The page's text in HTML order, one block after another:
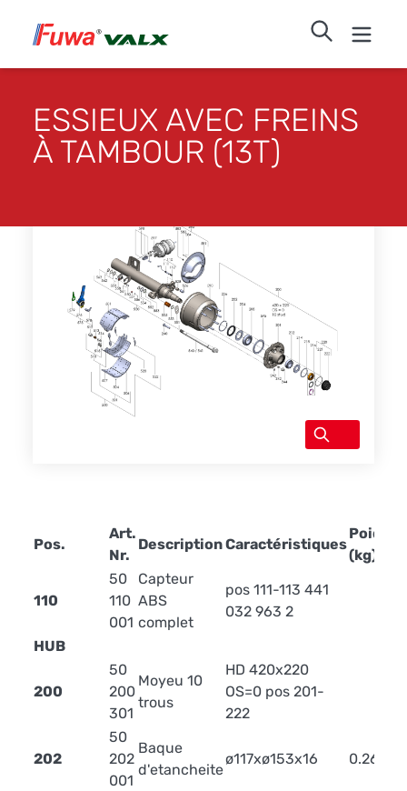
ESSIEUX AVEC FREINS
À TAMBOUR (13T)
Pos.
Art.
Nr.
DescriptionCaractéristiques
Poids
(kg)
110
50
110
001
Capteur
ABS
complet
pos 111-113 441
032 963 2
HUB
200
50
200
301
Moyeu 10
trous
HD 420x220
OS=0 pos 201-
222
202
50
202
001
Baque
d'etancheite
ø117xø153x16 0.26